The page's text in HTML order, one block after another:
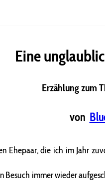
Eine
Erzählung zum
von
Ehepaar, die ich im Jahr
immer wieder